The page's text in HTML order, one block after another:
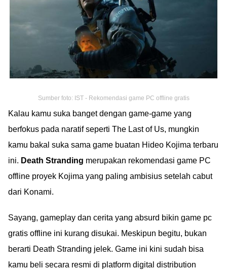
Sumber foto: IST - Rekomendasi game PC offline gratis
Kalau kamu suka banget dengan game-game yang
berfokus pada naratif seperti The Last of Us, mungkin
kamu bakal suka sama game buatan Hideo Kojima terbaru
ini. Death Stranding merupakan rekomendasi game PC
offline proyek Kojima yang paling ambisius setelah cabut
dari Konami.
Sayang, gameplay dan cerita yang absurd bikin game pc
gratis offline ini kurang disukai. Meskipun begitu, bukan
berarti Death Stranding jelek. Game ini kini sudah bisa
kamu beli secara resmi di platform digital distribution